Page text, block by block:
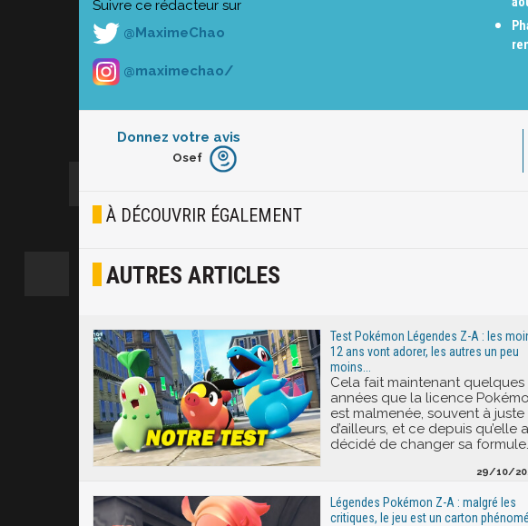
Suivre ce rédacteur sur
@MaximeChao
@maximechao/
Donnez votre avis
Furieux
Joyeux
Osef
À DÉCOUVRIR ÉGALEMENT
AUTRES ARTICLES
Test Pokémon Légendes Z-A : les
12 ans vont adorer, les autres un peu
moins...
Cela fait maintenant quelques
années que la licence
est malmenée, souvent à juste
d’ailleurs, et ce depuis qu’elle a
décidé de changer sa formule.
29/10/
Légendes Pokémon Z-A : malgré les
critiques, le jeu est un carton